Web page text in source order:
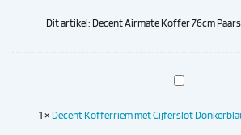
Koffer
Dit artikel: Decent Airmate Koffer 76cm Paars
Decent
met
1× Decent Kofferriem met Cijferslot